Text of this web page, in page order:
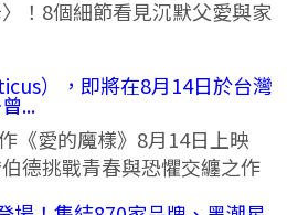
！8個細節看見沉默父愛與家
《愛的魔樣》8月14日上映
德挑戰青春與恐懼交纏之作